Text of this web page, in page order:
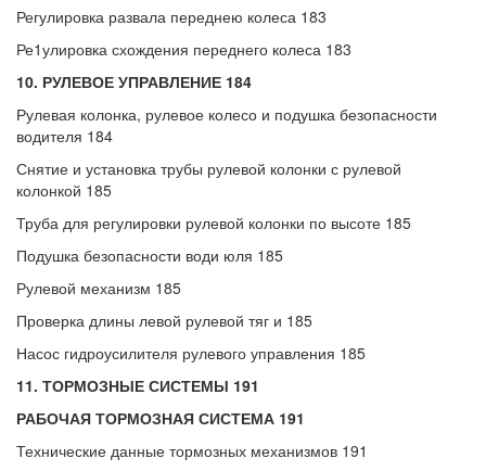
Регулировка развала переднею колеса 183
Ре1улировка схождения переднего колеса 183
10. РУЛЕВОЕ УПРАВЛЕНИЕ 184
Рулевая колонка, рулевое колесо и подушка безопасности
водителя 184
Снятие и установка трубы рулевой колонки с рулевой
колонкой 185
Труба для регулировки рулевой колонки по высоте 185
Подушка безопасности води юля 185
Рулевой механизм 185
Проверка длины левой рулевой тяг и 185
Насос гидроусилителя рулевого управления 185
11. ТОРМОЗНЫЕ СИСТЕМЫ 191
РАБОЧАЯ ТОРМОЗНАЯ СИСТЕМА 191
Технические данные тормозных механизмов 191